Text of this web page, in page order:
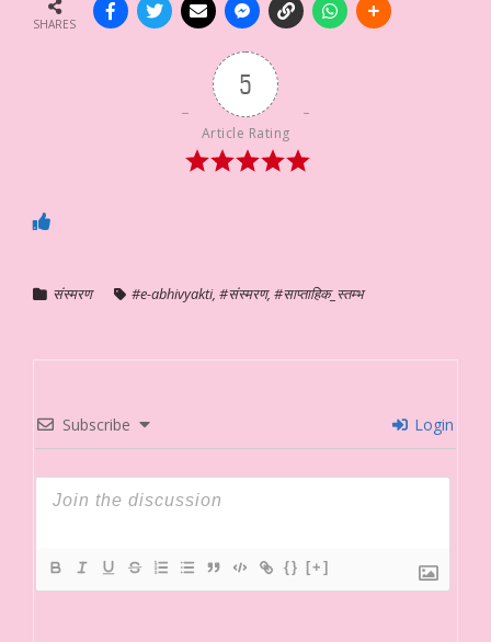
SHARES
5
Article Rating
संस्मरण #e-abhivyakti, #संस्मरण, #साप्ताहिक_स्तम्भ
Subscribe Login
{} [+]